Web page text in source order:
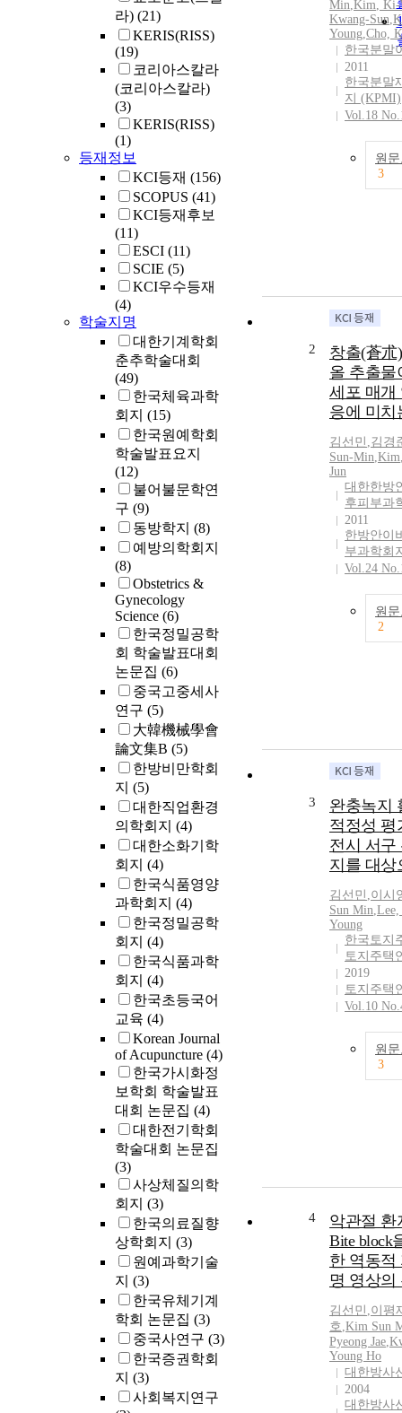
라) (21)
KERIS(RISS)
(19)
코리아스칼라
(코리아스칼라)
(3)
KERIS(RISS)
(1)
등재정보
KCI등재 (156)
SCOPUS (41)
KCI등재후보
(11)
ESCI (11)
SCIE (5)
KCI우수등재
(4)
학술지명
대한기계학회
춘추학술대회
(49)
한국체육과학
회지 (15)
한국원예학회
학술발표요지
(12)
불어불문학연
구 (9)
동방학지 (8)
예방의학회지
(8)
Obstetrics &
Gynecology
Science (6)
한국정밀공학
회 학술발표대회
논문집 (6)
중국고중세사
연구 (5)
大韓機械學會
論文集B (5)
한방비만학회
지 (5)
대한직업환경
의학회지 (4)
대한소화기학
회지 (4)
한국식품영양
과학회지 (4)
한국정밀공학
회지 (4)
한국식품과학
회지 (4)
한국초등국어
교육 (4)
Korean Journal
of Acupuncture (4)
한국가시화정
보학회 학술발표
대회 논문집 (4)
대한전기학회
학술대회 논문집
(3)
사상체질의학
회지 (3)
한국의료질향
상학회지 (3)
원예과학기술
지 (3)
한국유체기계
학회 논문집 (3)
중국사연구 (3)
한국증권학회
지 (3)
사회복지연구
Min,Kim, Ki-
Kwang-Sun,
Young,Cho,
한국분말
2011
한국분말
지 (KPMI)
Vol.18
원
3
2
창출(蒼朮
올 추출물
세포 매개
응에 미치
김선민 ,김경
Sun-Min,Kim
Jun
대한한방
후피부과
2011
한방안이
부과학회
Vol.24
원
2
3
완충녹지
적정성 평
전시 서구
지를 대상
김선민 ,이시
Sun Min,
Young
한국토지
토지주택
2019
토지주택
Vol.10
원
3
4
악관절 환
Bite block
한 역동적
명 영상의
김선민 ,이평
호,Kim Sun
Pyeong Jae,
Young Ho
대한방사
2004
대한방사